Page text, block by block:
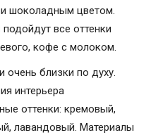
шоколадным цветом.
все оттенки
кофе с молоком.
очень близки по духу.
интерьера
оттенки: кремовый,
лавандовый. Материалы